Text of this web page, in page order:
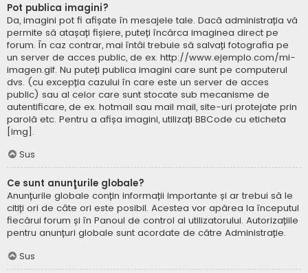
Pot publica imagini?
Da, imagini pot fi afișate în mesajele tale. Dacă administrația vă
permite să atașați fișiere, puteți încărca imaginea direct pe
forum. În caz contrar, mai întâi trebuie să salvați fotografia pe
un server de acces public, de ex. http://www.ejemplo.com/mi-
imagen.gif. Nu puteți publica imagini care sunt pe computerul
dvs. (cu excepția cazului în care este un server de acces
public) sau al celor care sunt stocate sub mecanisme de
autentificare, de ex. hotmail sau mail mail, site-uri protejate prin
parolă etc. Pentru a afișa imagini, utilizați BBCode cu eticheta
[img].
Sus
Ce sunt anunţurile globale?
Anunțurile globale conțin informații importante și ar trebui să le
citiți ori de câte ori este posibil. Acestea vor apărea la începutul
fiecărui forum și în Panoul de control al utilizatorului. Autorizațiile
pentru anunțuri globale sunt acordate de către Administrație.
Sus